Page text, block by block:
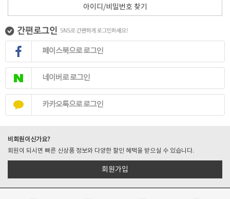
아이디/비밀번호 찾기
페이스북으로 로그인
네이버로 로그인
카카오톡으로 로그인
비회원이신가요?
회원이 되시면 빠른 신상품 정보와 다양한 할인 혜택을 받으실 수 있습니다.
회원가입